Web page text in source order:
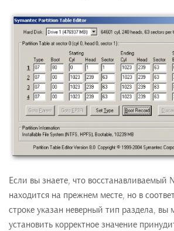
Если вы знаете, что восстанавливаемый
находится на прежнем месте, но в
строке указан неверный тип раздела, вы
установить корректное значение